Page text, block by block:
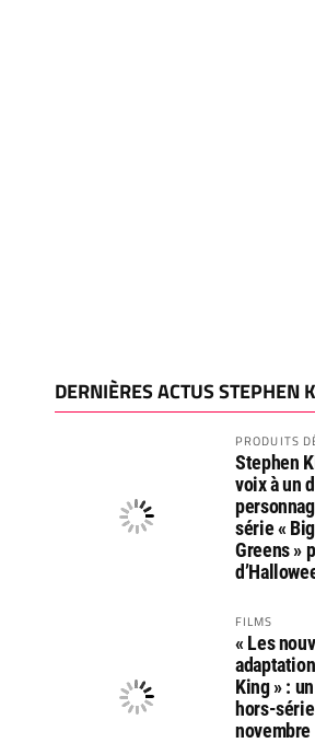
DERNIÈRES ACTUS STEPHEN
PRODUITS
Stephen
voix à un
série «
Greens »
FILMS
« Les
King » :
hors-
novembre